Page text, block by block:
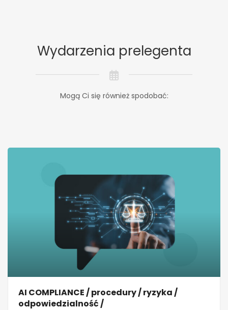
Wydarzenia prelegenta
Mogą Ci się również spodobać:
AI COMPLIANCE / procedury / ryzyka /
odpowiedzialność /